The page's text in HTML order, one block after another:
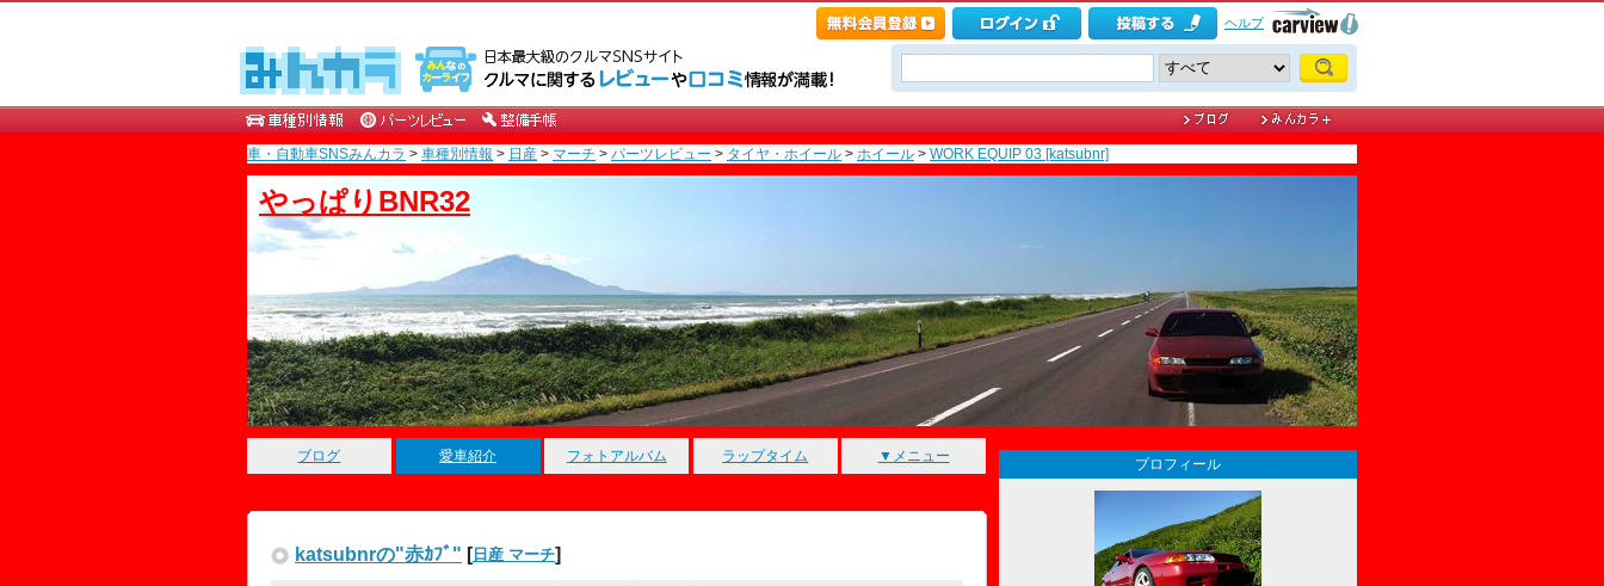
ヘルプ
車・自動車SNSみんカラ > 車種別情報 > 日産 > マーチ > パーツレビュー > タイヤ・ホイール > ホイール > WORK EQUIP 03 [katsubnr]
やっぱりBNR32
ブログ 愛車紹介 フォトアルバム ラップタイム ▼メニュー
katsubnrの"赤ｶﾌﾞ" [ 日産 マーチ]
プロフィール